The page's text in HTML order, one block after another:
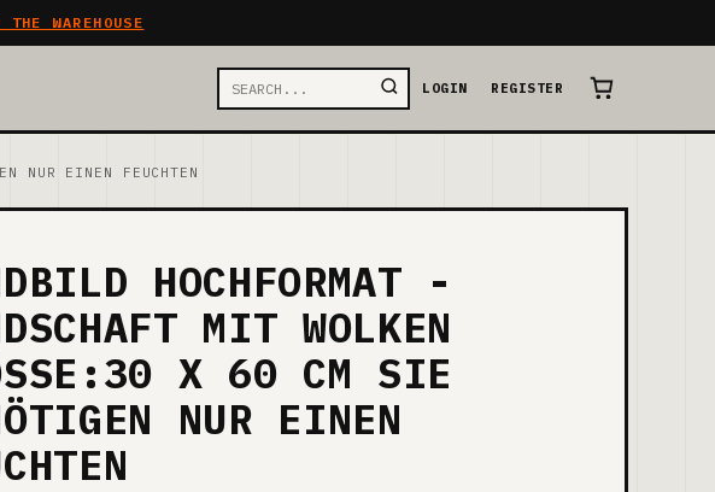
WAREHOUSE
LOGIN REGISTER
NUR EINEN FEUCHTEN
HOCHFORMAT -
MIT WOLKEN
X 60 CM SIE
NUR EINEN